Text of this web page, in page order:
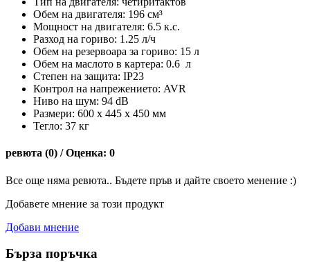
Обем на двигателя: 196 см³
Мощност на двигателя: 6.5 к.с.
Разход на гориво: 1.25 л/ч
Обем на резервоара за гориво: 15 л
Обем на маслото в картера: 0.6 л
Степен на защита: IP23
Контрол на напрежението: AVR
Ниво на шум: 94 dB
Размери: 600 x 445 x 450 мм
Тегло: 37 кг
ревюта (0) / Оценка: 0
Все още няма ревюта.. Бъдете пръв и дайте своето менение :)
Добавете мнение за този продукт
Добави мнение
Бърза поръчка